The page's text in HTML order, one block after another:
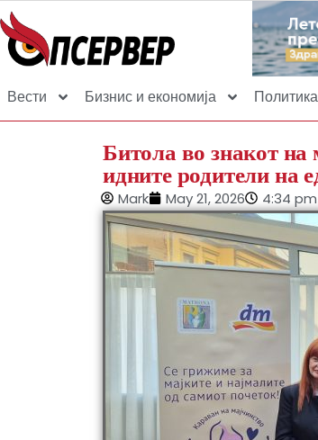
Вести Бизнис и економија Политика
Битола во знакот на
идните родители на
Mark May 21, 2026 4:34 pm